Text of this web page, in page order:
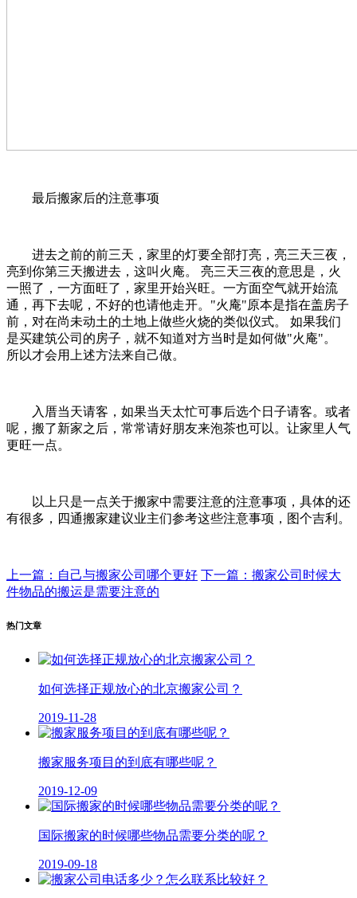
最后搬家后的注意事项
进去之前的前三天，家里的灯要全部打亮，亮三天三夜，
亮到你第三天搬进去，这叫火庵。 亮三天三夜的意思是，火
一照了，一方面旺了，家里开始兴旺。一方面空气就开始流
通，再下去呢，不好的也请他走开。"火庵"原本是指在盖房子
前，对在尚未动土的土地上做些火烧的类似仪式。 如果我们
是买建筑公司的房子，就不知道对方当时是如何做"火庵"。
所以才会用上述方法来自己做。
入厝当天请客，如果当天太忙可事后选个日子请客。或者
呢，搬了新家之后，常常请好朋友来泡茶也可以。让家里人气
更旺一点。
以上只是一点关于搬家中需要注意的注意事项，具体的还
有很多，四通搬家建议业主们参考这些注意事项，图个吉利。
上一篇：自己与搬家公司哪个更好 下一篇：搬家公司时候大
件物品的搬运是需要注意的
热门文章
如何选择正规放心的北京搬家公司？
2019-11-28
搬家服务项目的到底有哪些呢？
2019-12-09
国际搬家的时候哪些物品需要分类的呢？
2019-09-18